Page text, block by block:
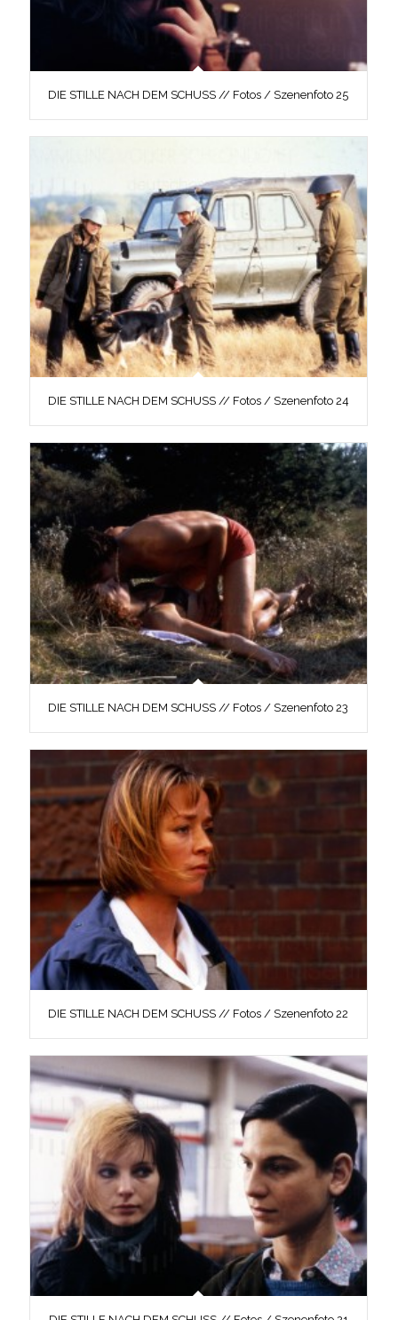
DIE STILLE NACH DEM SCHUSS // Fotos / Szenenfoto 25
DIE STILLE NACH DEM SCHUSS // Fotos / Szenenfoto 24
DIE STILLE NACH DEM SCHUSS // Fotos / Szenenfoto 23
DIE STILLE NACH DEM SCHUSS // Fotos / Szenenfoto 22